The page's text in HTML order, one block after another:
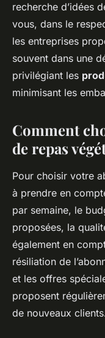
recherche d’idées
vous, dans le
les entreprises
souvent dans une
privilégiant les
minimisant les
Comment
de repas
Pour choisir votre
à prendre en
par semaine, le
proposées, la
également en
résiliation de
et les offres
proposent
de nouveaux